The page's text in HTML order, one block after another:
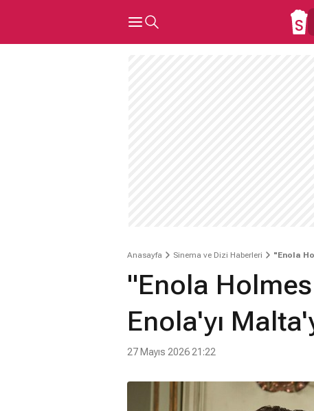
Anasayfa Sinema ve Dizi Haberleri "Enola
"Enola
Enola'yı
27 Mayıs 2026 21:22